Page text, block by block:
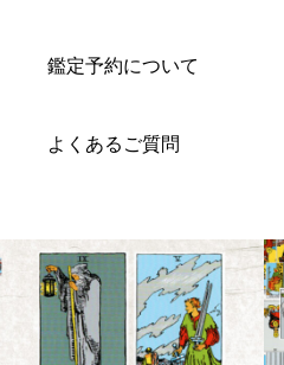
鑑定予約について
よくあるご質問